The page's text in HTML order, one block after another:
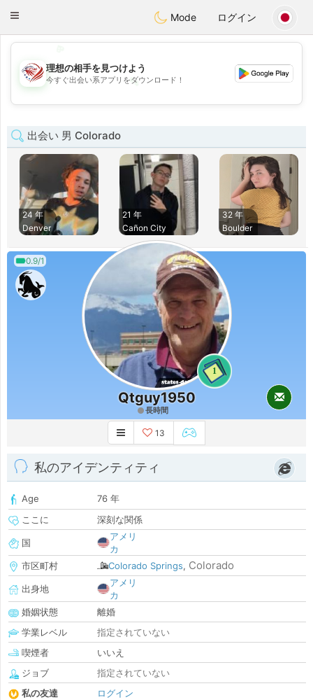
StatesDating
Toggle
Mode ログイン
💖
💕
💖
💕
理想の相手を見つけよう
今すぐ出会い系アプリをダウンロード！
出会い 男 Colorado
24 年
Denver
21 年
Cañon City
32 年
Boulder
0.9/1
1
Qtguy1950
長時間
13
私のアイデンティティ
Age
76 年
ここに
深刻な関係
国
アメリ
カ
市区町村
Colorado Springs, Colorado
出身地
アメリ
カ
婚姻状態
離婚
学業レベル
指定されていない
喫煙者
いいえ
ジョブ
指定されていない
私の友達
ログイン